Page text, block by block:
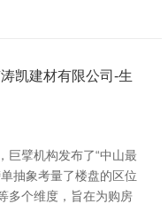
凯建材有限公司-生
巨擘机构发布了“中山最
抽象考量了楼盘的区位
多个维度，旨在为购房